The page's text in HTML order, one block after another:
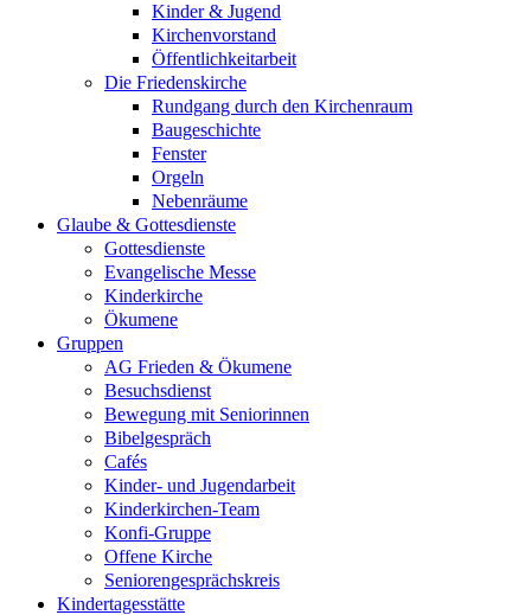
Kinder & Jugend
Kirchenvorstand
Öffentlichkeitarbeit
Die Friedenskirche
Rundgang durch den Kirchenraum
Baugeschichte
Fenster
Orgeln
Nebenräume
Glaube & Gottesdienste
Gottesdienste
Evangelische Messe
Kinderkirche
Ökumene
Gruppen
AG Frieden & Ökumene
Besuchsdienst
Bewegung mit Seniorinnen
Bibelgespräch
Cafés
Kinder- und Jugendarbeit
Kinderkirchen-Team
Konfi-Gruppe
Offene Kirche
Seniorengesprächskreis
Kindertagesstätte